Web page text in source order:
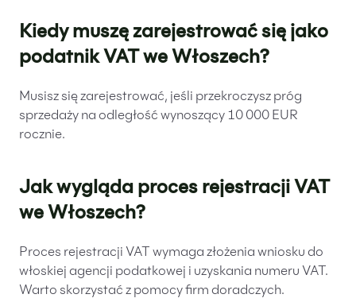
Kiedy muszę zarejestrować się jako
podatnik VAT we Włoszech?
Musisz się zarejestrować, jeśli przekroczysz próg
sprzedaży na odległość wynoszący 10 000 EUR
rocznie.
Jak wygląda proces rejestracji VAT
we Włoszech?
Proces rejestracji VAT wymaga złożenia wniosku do
włoskiej agencji podatkowej i uzyskania numeru VAT.
Warto skorzystać z pomocy firm doradczych.